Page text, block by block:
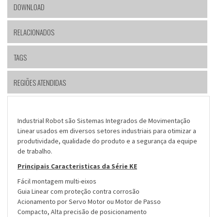
DOWNLOAD
RELACIONADOS
TAGS
REGIÕES ATENDIDAS
Industrial Robot são Sistemas Integrados de Movimentação
Linear usados em diversos setores industriais para otimizar a
produtividade, qualidade do produto e a segurança da equipe
de trabalho.
Principais Caracteristicas da Série KE
Fácil montagem multi-eixos
Guia Linear com proteção contra corrosão
Acionamento por Servo Motor ou Motor de Passo
Compacto, Alta precisão de posicionamento